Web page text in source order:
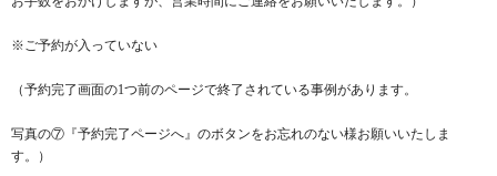
※ご予約が入っていない
（予約完了画面の1つ前のページで終了されている事例があります。
写真の⑦『予約完了ページへ』のボタンをお忘れのない様お願いいたしま
す。）